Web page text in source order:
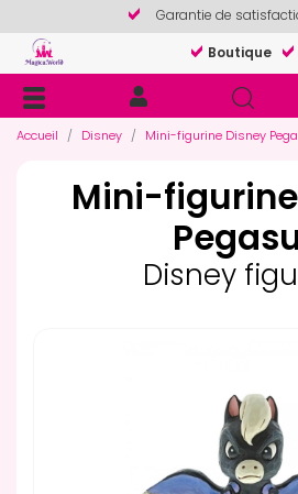
Garantie de
Boutique
Accueil Disney Mini-figurine Disney
Mini-
Disney